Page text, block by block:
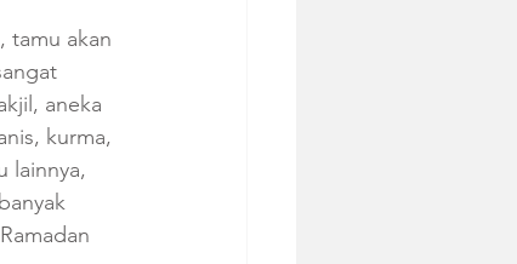
tamu akan
aneka
kurma,
lainnya,